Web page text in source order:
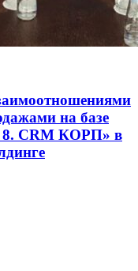
на базе
8. CRM КОРП» в